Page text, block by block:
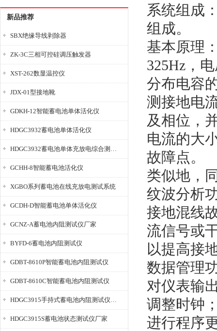
新品推荐
SBX绝缘导线剥除器
ZK-3C三相可控硅调压触发器
XST-262数显温控仪
JDX-01型接地靴
GDKH-12智能蓄电池单体活化仪
HDGC3932蓄电池单体活化仪
HDGC3932蓄电池单体充放电综合测试仪
GCHH-8智能蓄电池活化仪
XGBO系列蓄电池在线充放电测试系统
GCDH-D智能蓄电池单体活化仪
GCNZ-A蓄电池内阻测试仪厂家
BYFD-6蓄电池内阻测试仪
GDBT-8610P智能蓄电池内阻测试仪
GDBT-8610C智能蓄电池内阻测试仪
HDGC3915手持式蓄电池内阻测试仪厂家
HDGC3915S蓄电池状态测试仪厂家
系统组成
组成。
基本原理
325Hz，
分布电容
测接地电
及相位，
电流的大
故障点。
类似地，
纹波分析
接地混线
流信号或
以提高接
数据管理
对仪表输
调整时钟
进行程序